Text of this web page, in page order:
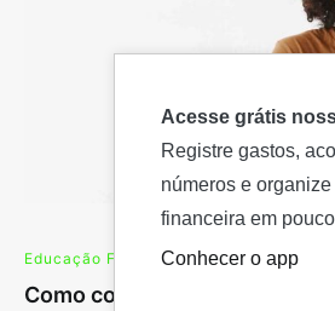
Educação Financeira 19 de
Como controlar os gastos do
Acesse grátis
Registre gastos,
números e
financeira em
Conhecer o app